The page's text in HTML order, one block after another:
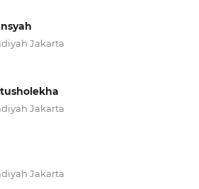
Jakarta
Jakarta
Jakarta